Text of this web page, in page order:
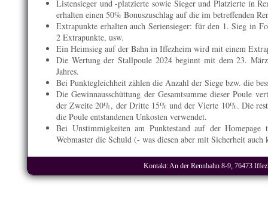
Listensieger und -platzierte sowie Sieger und Platzierte in
erhalten einen 50% Bonuszuschlag auf die im betreffenden
Extrapunkte erhalten auch Seriensieger: für den 1. Sieg in
2 Extrapunkte, usw.
Ein Heimsieg auf der Bahn in Iffezheim wird mit einem
Die Wertung der Stallpoule 2024 beginnt mit dem 23.
Jahres.
Bei Punktegleichheit zählen die Anzahl der Siege bzw. die
Die Gewinnausschüttung der Gesamtsumme dieser Poule
der Zweite 20%, der Dritte 15% und der Vierte 10%. Die
die Poule entstandenen Unkosten verwendet.
Bei Unstimmigkeiten am Punktestand auf der Homepage
Webmaster die Schuld (- was diesen aber mit Sicherheit auch
Kontakt: An der Rennbahn 8-9, 76473